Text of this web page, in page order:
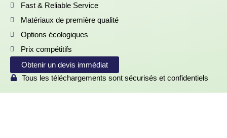
Fast & Reliable Service
Matériaux de première qualité
Options écologiques
Prix compétitifs
Obtenir un devis immédiat
Tous les téléchargements sont sécurisés et confidentiels